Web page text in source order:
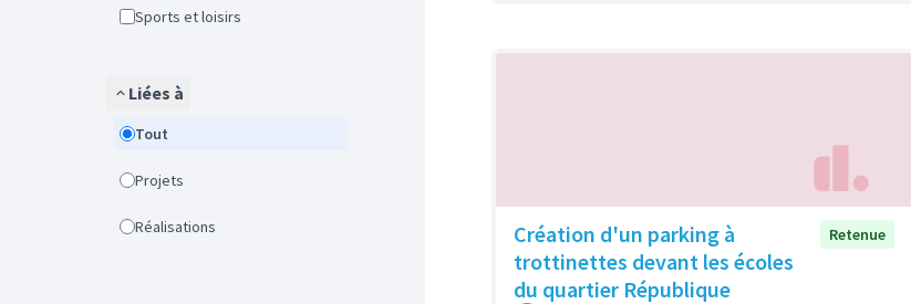
Sports et loisirs
Liées à
Tout
Projets
Réalisations
Création d'un parking à
trottinettes devant les écoles
du quartier République
Retenue